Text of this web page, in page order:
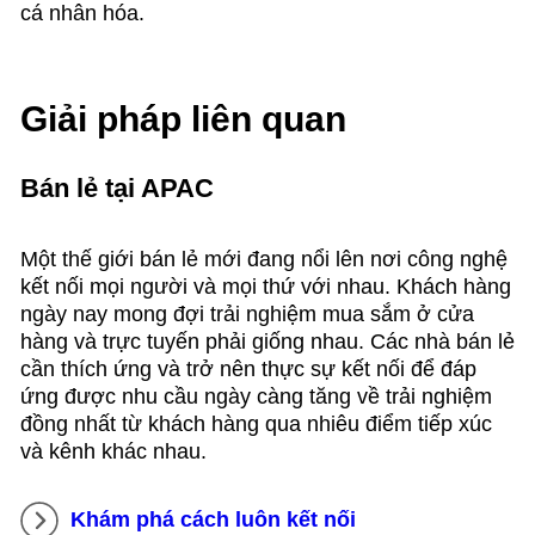
cá nhân hóa.
Giải pháp liên quan
Bán lẻ tại APAC
Một thế giới bán lẻ mới đang nổi lên nơi công nghệ
kết nối mọi người và mọi thứ với nhau. Khách hàng
ngày nay mong đợi trải nghiệm mua sắm ở cửa
hàng và trực tuyến phải giống nhau. Các nhà bán lẻ
cần thích ứng và trở nên thực sự kết nối để đáp
ứng được nhu cầu ngày càng tăng về trải nghiệm
đồng nhất từ khách hàng qua nhiêu điểm tiếp xúc
và kênh khác nhau.
Khám phá cách luôn kết nối